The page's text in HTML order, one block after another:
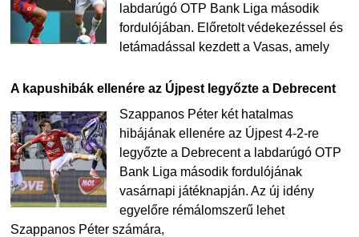
labdarúgó OTP Bank Liga második
fordulójában. Előretolt védekezéssel és
letámadással kezdett a Vasas, amely
A kapushibák ellenére az Újpest legyőzte a Debrecent
Szappanos Péter két hatalmas
hibájának ellenére az Újpest 4-2-re
legyőzte a Debrecent a labdarúgó OTP
Bank Liga második fordulójának
vasárnapi játéknapján. Az új idény
egyelőre rémálomszerű lehet
Szappanos Péter számára,